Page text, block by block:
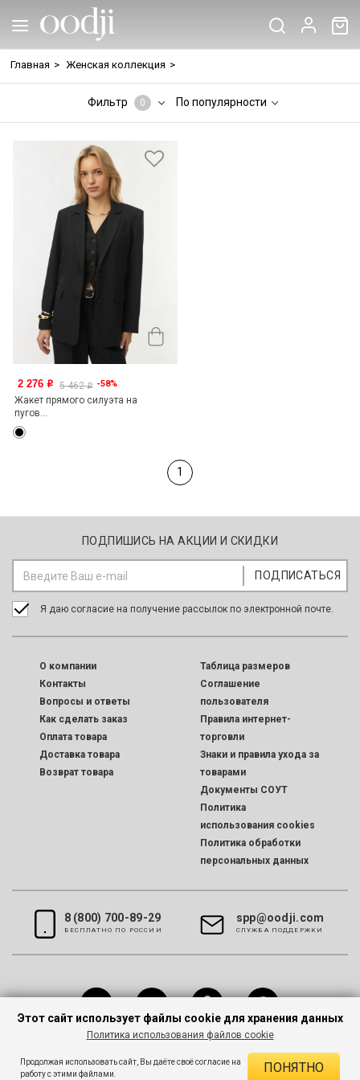
Главная > Женская коллекция >
Фильтр 0 По популярности
2 276 o 5 462o -58%
Жакет прямого силуэта на
пугов...
1
ПОДПИШИСЬ НА АКЦИИ И СКИДКИ
Я даю согласие на получение рассылок по электронной почте.
O компании
Контакты
Вопросы и ответы
Как сделать заказ
Оплата товара
Доставка товара
Возврат товара
Таблица размеров
Соглашение
пользователя
Правила интернет-
торговли
Знаки и правила ухода за
товарами
Документы СОУТ
Политика
использования cookies
Политика обработки
персональных данных
8 (800) 700-89-29
БЕСПЛАТНО ПО РОССИИ
spp@oodji.com
CЛУЖБА ПОДДЕРЖКИ
Этот сайт использует файлы cookie для хранения данных
Политика использования файлов cookie
Продолжая использовать сайт, Вы даёте своё согласие на
работу с этими файлами.
ПОНЯТНО